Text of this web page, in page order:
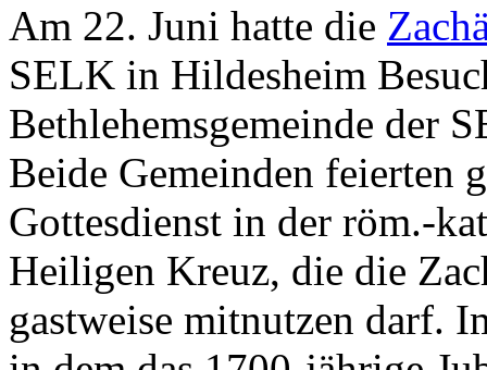
Am 22. Juni hatte die
SELK in Hildesheim
Bethlehemsgemeinde der
Beide Gemeinden feierten
Gottesdienst in der röm.-
Heiligen Kreuz, die die
gastweise mitnutzen darf.